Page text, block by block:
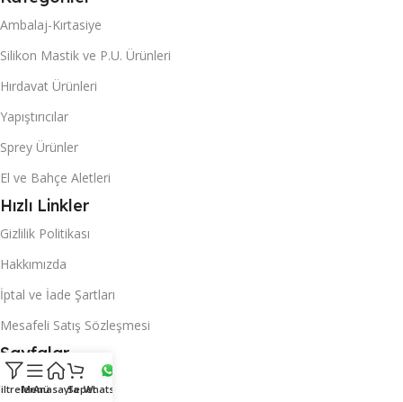
Ambalaj-Kırtasiye
Silikon Mastik ve P.U. Ürünleri
Hırdavat Ürünleri
Yapıştırıcılar
Sprey Ürünler
El ve Bahçe Aletleri
Hızlı Linkler
Gizlilik Politikası
Hakkımızda
İptal ve İade Şartları
Mesafeli Satış Sözleşmesi
Sayfalar
Anasayfa
Menü
AnasayfaSepetWhatsapp